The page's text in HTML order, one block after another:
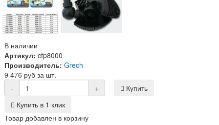
В наличии
Артикул: cfp8000
Производитель: Grech
9 476 руб за шт.
-
+
Купить
Купить в 1 клик
Товар добавлен в корзину